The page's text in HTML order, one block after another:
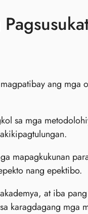
ang mga
sa mga
mapagkukunan
nang epektibo.
at iba
karagdagang mga